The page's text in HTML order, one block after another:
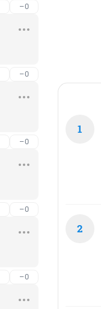
–0
–0
–0
–0
–0
1
2